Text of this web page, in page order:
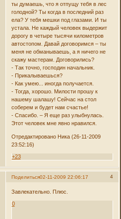
ты думаешь, что я отпущу тебя в лес
голодной? Ты когда в последний раз
ела? У тебя мешки под глазами. И ты
устала. Не каждый человек выдержит
дорогу в четыре тысячи километров
автостопом. Давай договоримся – ты
меня не обманываешь, а я ничего не
скажу мастерам. Договорились?
- Так точно, господин начальник.
- Прикалываешься?
- Как умею... иногда получается.
- Тогда, хорошо. Милости прошу к
нашему шалашу! Сейчас на стол
соберем и будет нам счастье!
- Спасибо. – Я еще раз улыбнулась.
Этот человек мне явно нравился.
Отредактировано Ника (26-11-2009
23:52:16)
+23
Поделиться 4
02-11-2009 22:06:17
Завлекательно. Плюс.
0